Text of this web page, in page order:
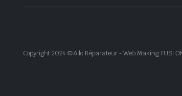
Copyright 2024 © Allo Réparateur - Web Making